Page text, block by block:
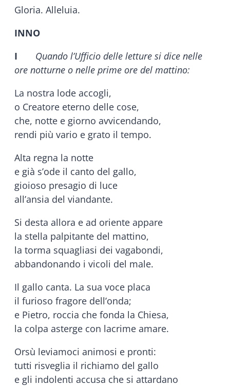
Gloria. Alleluia.
INNO
I
Quando l’Ufficio delle letture si dice nelle
ore notturne o nelle prime ore del mattino:
La nostra lode accogli,
o Creatore eterno delle cose,
che, notte e giorno avvicendando,
rendi più vario e grato il tempo.
Alta regna la notte
e già s’ode il canto del gallo,
gioioso presagio di luce
all’ansia del viandante.
Si desta allora e ad oriente appare
la stella palpitante del mattino,
la torma squagliasi dei vagabondi,
abbandonando i vicoli del male.
Il gallo canta. La sua voce placa
il furioso fragore dell’onda;
e Pietro, roccia che fonda la Chiesa,
la colpa asterge con lacrime amare.
Orsù leviamoci animosi e pronti:
tutti risveglia il richiamo del gallo
e gli indolenti accusa che si attardano